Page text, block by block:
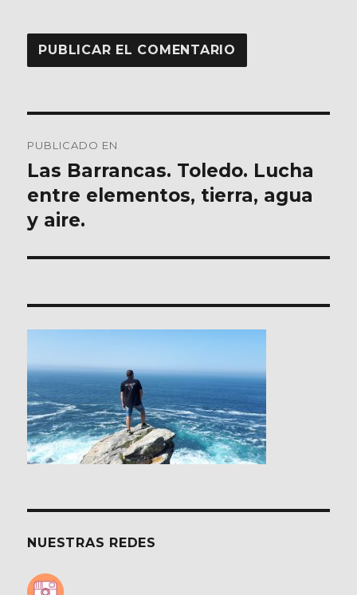
de
entradas
PUBLICADO EN
Las Barrancas. Toledo. Lucha
entre elementos, tierra, agua
y aire.
NUESTRAS REDES